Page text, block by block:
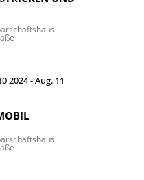
2024- Aug. 11